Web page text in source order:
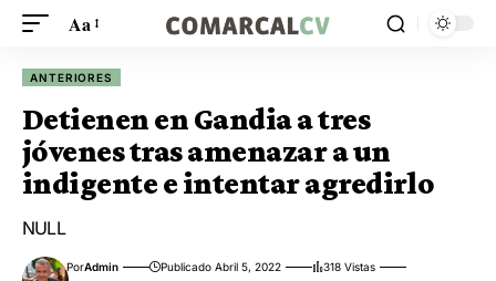
Aa
ANTERIORES
Detienen en Gandia a tres
jóvenes tras amenazar a un
indigente e intentar agredirlo
NULL
PorAdmin Publicado Abril 5, 2022
318 Vistas